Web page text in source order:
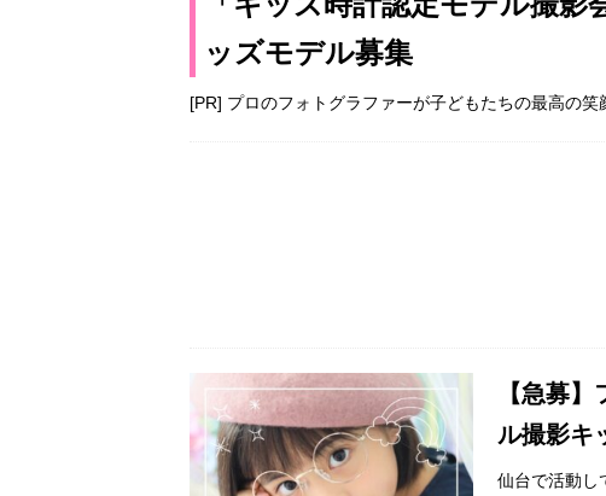
ッズモデル募集
[PR] プロのフォトグラファーが子どもたちの最高の笑
【急募
ル撮影キ
仙台で活動し